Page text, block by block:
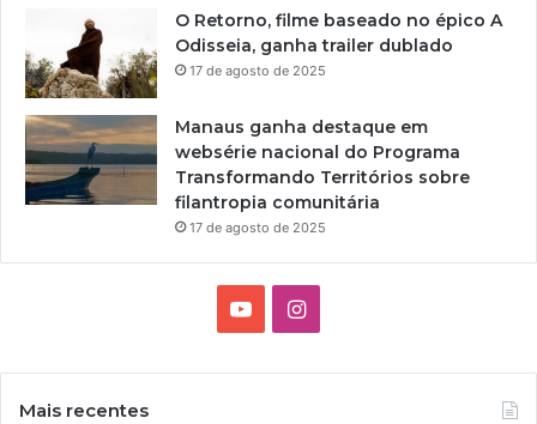
O Retorno, filme baseado no épico A
Odisseia, ganha trailer dublado
17 de agosto de 2025
Manaus ganha destaque em
websérie nacional do Programa
Transformando Territórios sobre
filantropia comunitária
17 de agosto de 2025
I
Mais recentes